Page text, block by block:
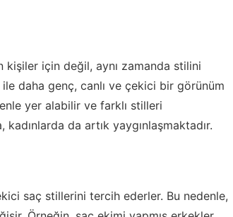
kişiler için değil, aynı zamanda stilini
daha genç, canlı ve çekici bir görünüm
yer alabilir ve farklı stilleri
da artık yaygınlaşmaktadır.
saç stillerini tercih ederler. Bu nedenle,